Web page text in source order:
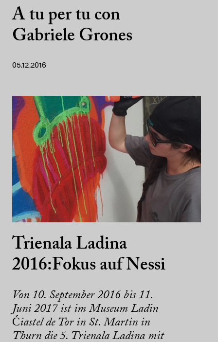
A tu per tu con
Gabriele Grones
05.12.2016
Trienala Ladina
2016:Fokus auf Nessi
Von 10. September 2016 bis 11.
Juni 2017 ist im Museum Ladin
Ćiastel de Tor in St. Martin in
Thurn die 5. Trienala Ladina mit